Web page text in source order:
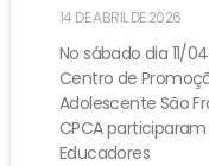
14 DE ABRIL DE 2026
No sábado dia 11/
Centro de
Adolescente São
CPCA
Educadores